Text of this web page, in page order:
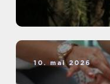
10. mai 2026